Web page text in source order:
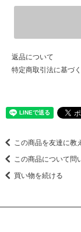
返品について
特定商取引法に基づ
この商品を友達に教
この商品について問
買い物を続ける